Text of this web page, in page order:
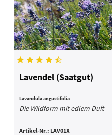
Lavendel (Saatgut)
Lavandula angustifolia
Die Wildform mit edlem Duft
Artikel-Nr.: LAV01X